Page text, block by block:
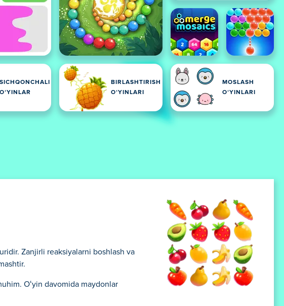
SICHQONCHALI
OʻYINLAR
BIRLASHTIRISH
OʻYINLARI
MOSLASH
OʻYINLARI
Zanjirli reaksiyalarni boshlash va
Oʻyin davomida maydonlar